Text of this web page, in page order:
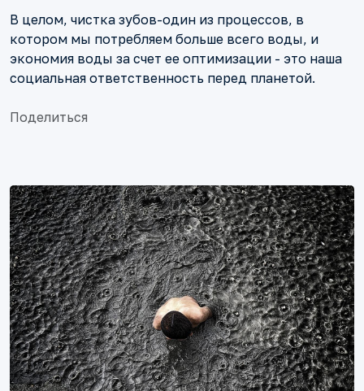
В целом, чистка зубов-один из процессов, в
котором мы потребляем больше всего воды, и
экономия воды за счет ее оптимизации - это наша
социальная ответственность перед планетой.
Поделиться